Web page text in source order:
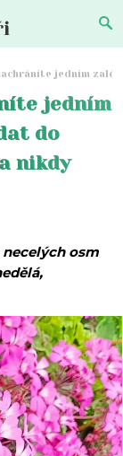
jedním
jedním
do
nikdy
osm